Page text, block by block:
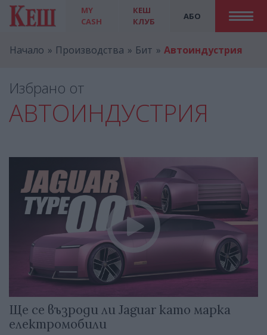
MY
CASH
АБО
КЕШ
КЛУБ
Начало Производства Бит Автоиндустрия
Избрано от
АВТОИНДУСТРИЯ
Ще се възроди ли Jaguar като марка
електромобили